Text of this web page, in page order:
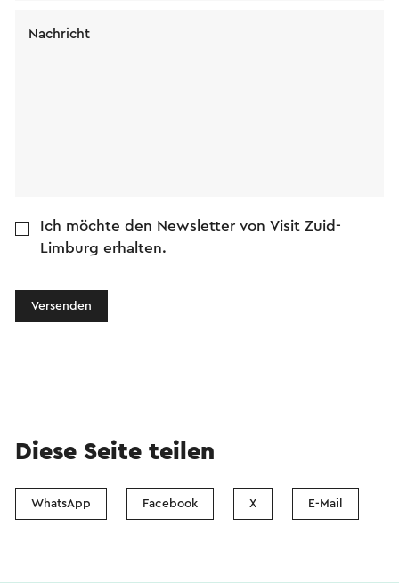
Nachricht
Ich möchte den Newsletter von Visit Zuid-
Limburg erhalten.
Versenden
Diese Seite teilen
WhatsApp Facebook X E-Mail